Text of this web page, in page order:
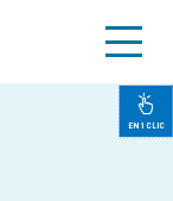
EN 1 CLIC